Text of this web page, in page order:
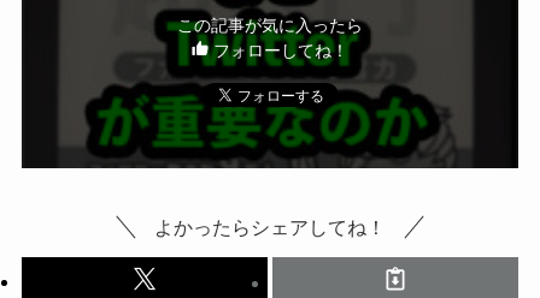
この記事が気に入ったら
フォローしてね！
よかったらシェアしてね！